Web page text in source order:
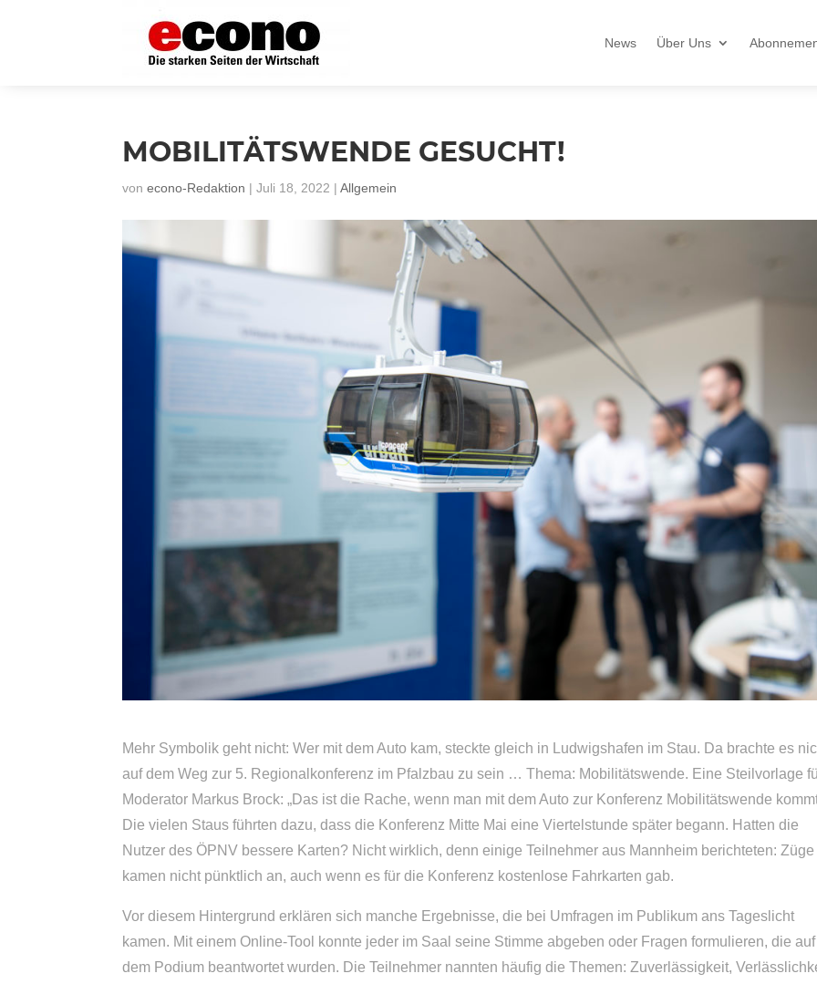
News Über Uns
MOBILITÄTSWENDE GESUCHT!
vonecono-Redaktion |Juli 18, 2022 |Allgemein
Mehr Symbolik geht nicht: Wer mit dem Auto kam, steckte gleich in Ludwigshafen im Stau. Da brachte es
auf dem Weg zur 5. Regionalkonferenz im Pfalzbau zu sein … Thema: Mobilitätswende. Eine Steilvorlage
Moderator Markus Brock: „Das ist die Rache, wenn man mit dem Auto zur Konferenz Mobilitätswende
Die vielen Staus führten dazu, dass die Konferenz Mitte Mai eine Viertelstunde später begann. Hatten die
Nutzer des ÖPNV bessere Karten? Nicht wirklich, denn einige Teilnehmer aus Mannheim berichteten: Züge
kamen nicht pünktlich an, auch wenn es für die Konferenz kostenlose Fahrkarten gab.
Vor diesem Hintergrund erklären sich manche Ergebnisse, die bei Umfragen im Publikum ans Tageslicht
kamen. Mit einem Online-Tool konnte jeder im Saal seine Stimme abgeben oder Fragen formulieren, die auf
dem Podium beantwortet wurden. Die Teilnehmer nannten häufig die Themen: Zuverlässigkeit,